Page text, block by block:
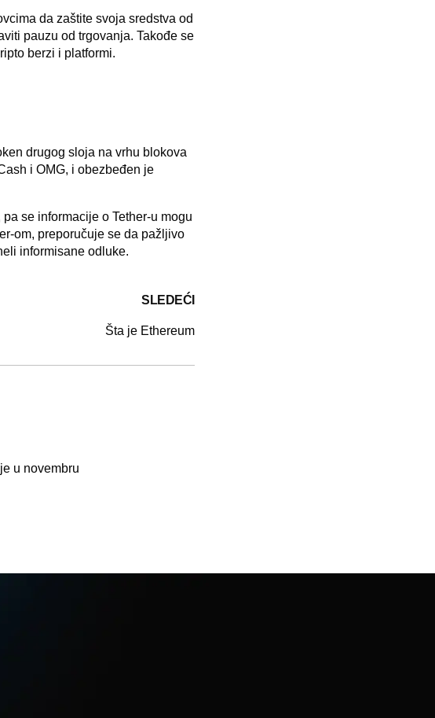
da zaštite svoja sredstva od
pauzu od trgovanja. Takođe se
berzi i platformi.
drugog sloja na vrhu blokova
i OMG, i obezbeđen je
se informacije o Tether-u mogu
om, preporučuje se da pažljivo
informisane odluke.
SLEDEĆI
Šta je Ethereum
u novembru